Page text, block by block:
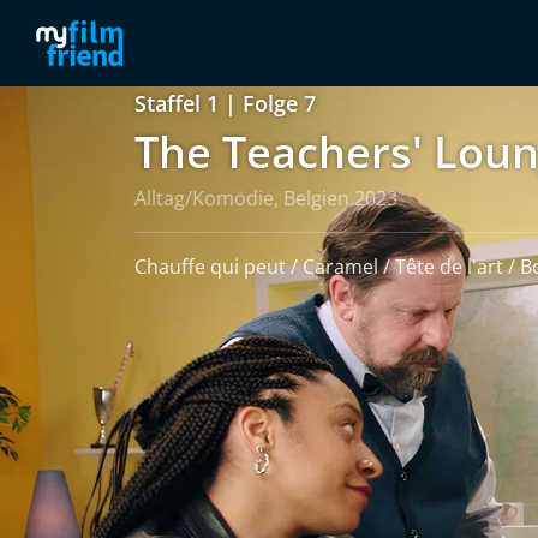
Staffel 1 | Folge 7
The Teachers'
Alltag/Komödie, Belgien 2023
Chauffe qui peut / Caramel / Tête de l'art /